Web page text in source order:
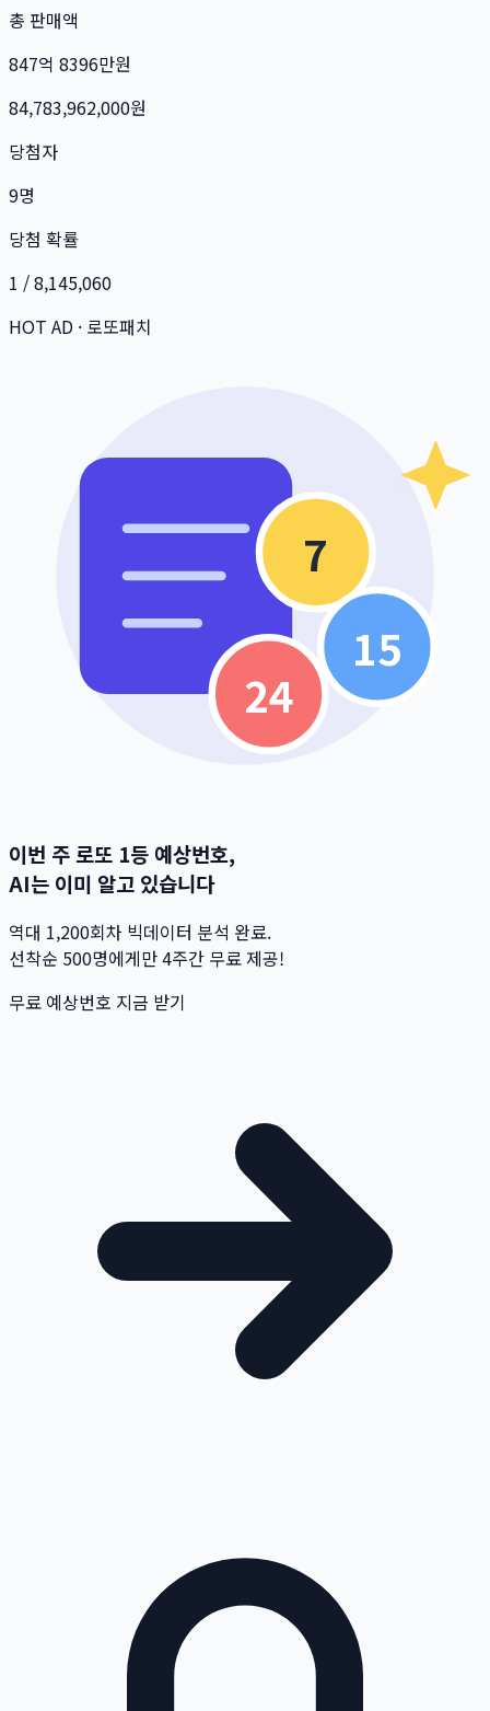
총 판매액
847억 8396만원
84,783,962,000원
당첨자
9명
당첨 확률
1 / 8,145,060
HOT AD · 로또패치
7
15
24
이번 주 로또 1등 예상번호,
AI는 이미 알고 있습니다
역대 1,200회차 빅데이터 분석 완료.
선착순 500명에게만 4주간 무료 제공!
무료 예상번호 지금 받기